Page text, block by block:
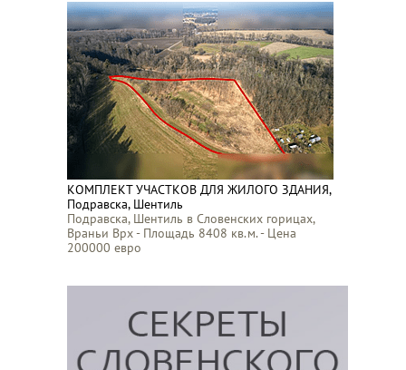
КОМПЛЕКТ УЧАСТКОВ ДЛЯ ЖИЛОГО ЗДАНИЯ,
Подравска, Шентиль
Подравска, Шентиль в Словенских горицах,
Враньи Врх - Площадь 8408 кв.м. - Цена
200000 евро